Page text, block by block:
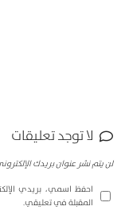
لا توجد تعليقات
لن يتم نشر عنوان بريدك
احفظ اسمي، بريدي
المقبلة في تعليقي.